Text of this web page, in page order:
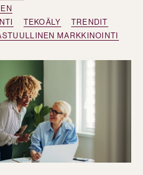
TEKOÄLY
TRENDIT
MARKKINOINTI